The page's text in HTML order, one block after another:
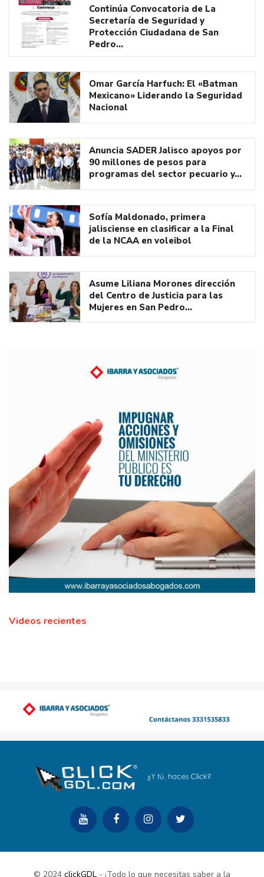
Continúa Convocatoria de La
Secretaría de Seguridad y
Protección Ciudadana de San
Pedro…
Omar García Harfuch: El «Batman
Mexicano» Liderando la Seguridad
Nacional
Anuncia SADER Jalisco apoyos por
90 millones de pesos para
programas del sector pecuario y…
Sofía Maldonado, primera
jalisciense en clasificar a la Final
de la NCAA en voleibol
Asume Liliana Morones dirección
del Centro de Justicia para las
Mujeres en San Pedro…
Videos recientes
© 2024 clickGDL - ¡Todo lo que necesitas saber a la